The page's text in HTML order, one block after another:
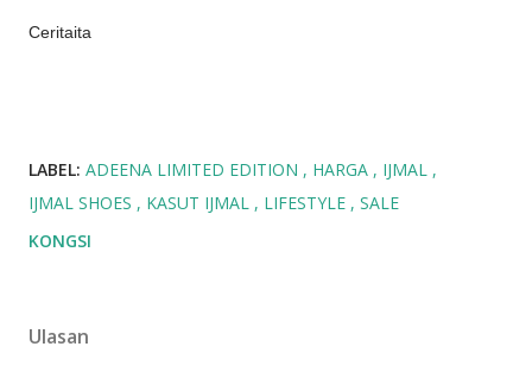
Ceritaita
LABEL: ADEENA LIMITED EDITION HARGA
IJMAL
IJMAL SHOES
KASUT IJMAL LIFESTYLE
SALE
KONGSI
Ulasan